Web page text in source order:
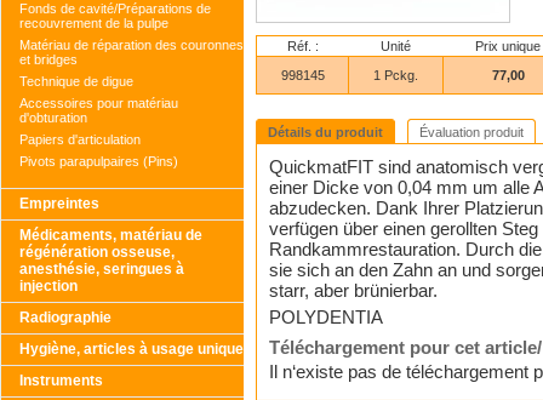
Fonds de cavité/Préparations de
recouvrement de la pulpe
Matériau de réparation des couronnes
et bridges
Technique de digue
Accessoires pour matériau
d'obturation
Papiers d'articulation
Pivots parapulpaires (Pins)
Empreintes
Médicaments, matériau de
régénération osseuse,
anesthésie, seringues à
injection
Radiographie
Hygiène, articles à usage unique
Instruments
Réf. : Unité
Prix unique
998145
1 Pckg. 77,00
Détails du produit Évaluation produit
QuickmatFIT sind anatomisch
einer Dicke von 0,04 mm um alle
abzudecken. Dank Ihrer
verfügen über einen gerollten
Randkammrestauration. Durch
sie sich an den Zahn an und
starr, aber brünierbar.
POLYDENTIA
Téléchargement pour cet
Il n‘existe pas de téléchargement